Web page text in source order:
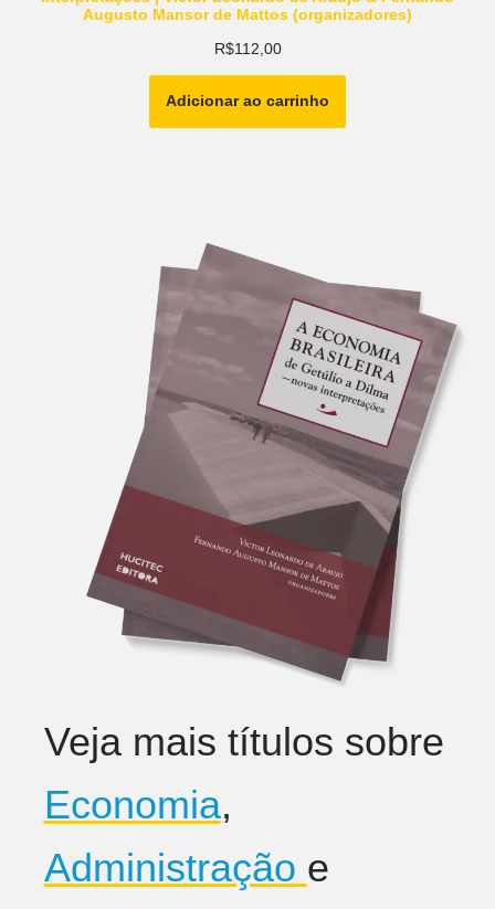
Augusto Mansor de Mattos (organizadores)
R$112,00
Adicionar ao carrinho
Veja mais títulos sobre
Economia,
Administração e